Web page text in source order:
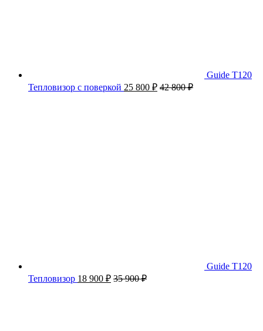
Guide T120
Тепловизор с поверкой 25 800 ₽ 42 800₽
Guide T120
Тепловизор 18 900 ₽ 35 900₽